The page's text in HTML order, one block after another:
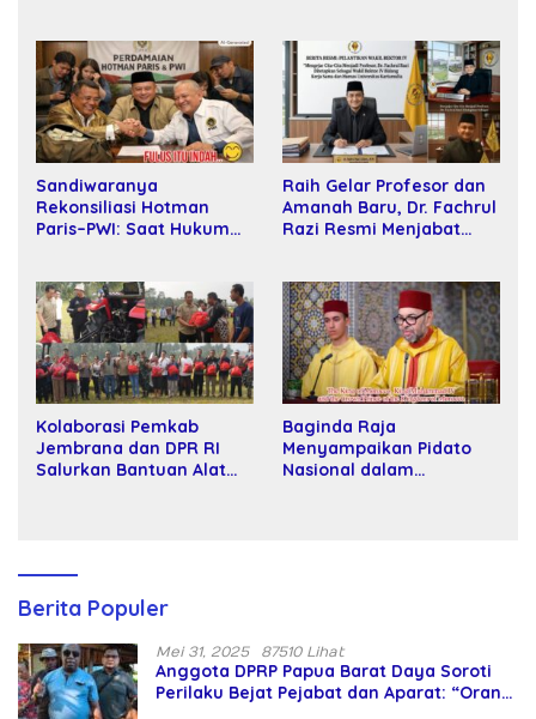
Sandiwaranya
Rekonsiliasi Hotman
Paris–PWI: Saat Hukum
Raih Gelar Profesor dan
Amanah Baru, Dr. Fachrul
Razi Resmi Menjabat
Kolaborasi Pemkab
Jembrana dan DPR RI
Salurkan Bantuan Alat
Baginda Raja
Menyampaikan Pidato
Nasional dalam
Berita Populer
Mei 31, 2025 87510 Lihat
Anggota DPRP Papua Barat Daya Soroti
Perilaku Bejat Pejabat dan Aparat: “Orang